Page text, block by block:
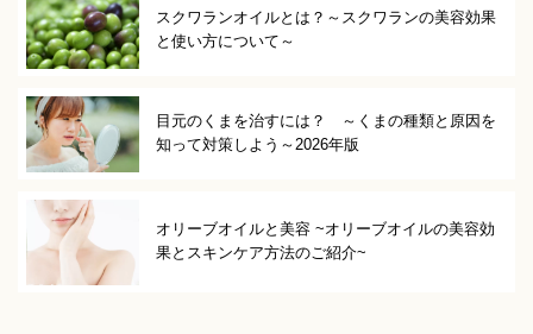
スクワランオイルとは？～スクワランの美容効果
と使い方について～
目元のくまを治すには？ ～くまの種類と原因を
知って対策しよう～2026年版
オリーブオイルと美容 ~オリーブオイルの美容効
果とスキンケア方法のご紹介~